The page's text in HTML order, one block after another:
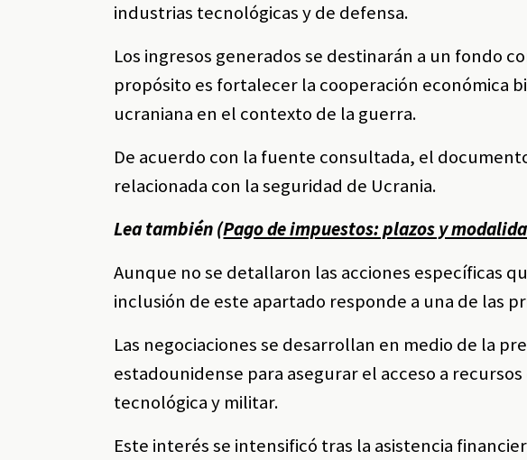
industrias tecnológicas y de defensa.
Los ingresos generados se destinarán a un fondo
propósito es fortalecer la cooperación económica
ucraniana en el contexto de la guerra.
De acuerdo con la fuente consultada, el
relacionada con la seguridad de Ucrania.
Lea también (Pago de impuestos: plazos y
Aunque no se detallaron las acciones específicas
inclusión de este apartado responde a una de las
Las negociaciones se desarrollan en medio de la
estadounidense para asegurar el acceso a
tecnológica y militar.
Este interés se intensificó tras la asistencia